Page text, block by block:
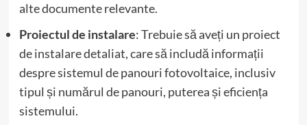
alte documente relevante.
Proiectul de instalare: Trebuie să aveți un proiect
de instalare detaliat, care să includă informații
despre sistemul de panouri fotovoltaice, inclusiv
tipul și numărul de panouri, puterea și eficiența
sistemului.